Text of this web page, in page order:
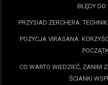
BŁĘDY DO
PRZYSIAD ZERCHERA:
POZYCJA VIRASANA:
CO WARTO WIEDZIEĆ, ZANIM
ŚCIANKI